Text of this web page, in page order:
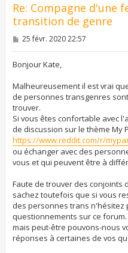
Re: Compagne d'une
transition de genre
M
s
s
e
25 févr. 2020 22:57
Bonjour Kate,
Malheureusement il est vrai
de personnes transgenres
trouver.
Si vous êtes confortable avec
de discussion sur le thème My
https://www.reddit.com/r/
ou échanger avec des
vous et qui peuvent être à
Faute de trouver des conjoints
sachez toutefois que si vous
des personnes trans n'hésitez
questionnements sur ce
mais peut-être pouvons-nous
réponses à certaines de vos